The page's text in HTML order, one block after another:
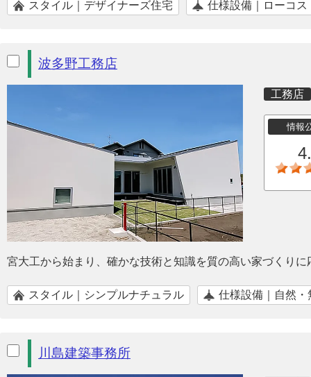
スタイル｜デザイナーズ住宅 仕様設備｜ローコス
波多野工務店
工務店
情報
宮大工から始まり、確かな技術と知識を質の高い家づくりに
スタイル｜シンプルナチュラル 仕様設備｜自然・
川島建築事務所